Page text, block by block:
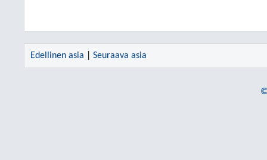
Edellinen asia Seuraava asia